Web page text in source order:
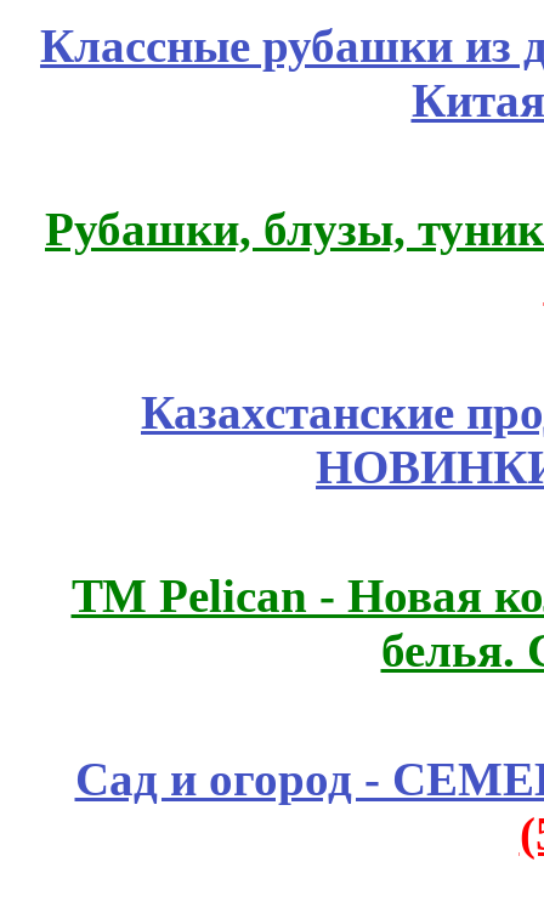
Классные рубашки из
Рубашки, блузы,
Казахстанские
ТМ Pelican - Новая
белья.
Сад и огород -